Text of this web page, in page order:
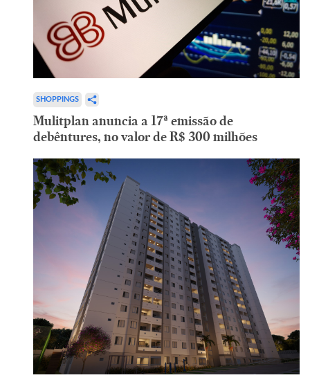
SHOPPINGS
Mulitplan anuncia a 17ª emissão de
debêntures, no valor de R$ 300 milhões